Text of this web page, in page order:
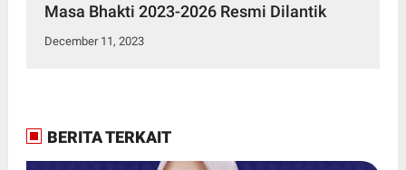
Masa Bhakti 2023-2026 Resmi Dilantik
December 11, 2023
BERITA TERKAIT